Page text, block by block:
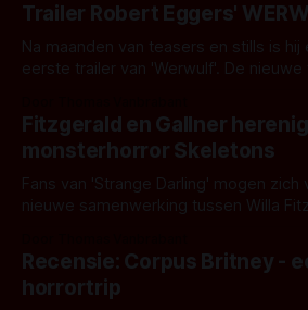
Trailer Robert Eggers'
Na maanden van teasers en stills is hij
eerste trailer van 'Werwulf'. De nieuwe
kille stijl vol folklore en mythe. Het
het het al raden?)... de weerwolf. Kijk
Fitzgerald en Gallner
monsterhorror Skeletons
Fans van 'Strange Darling' mogen
nieuwe samenwerking tussen Willa
'Skeletons', een nieuwe creature
opnames zijn gestart in Australië.
Recensie: Corpus Britney -
horrortrip